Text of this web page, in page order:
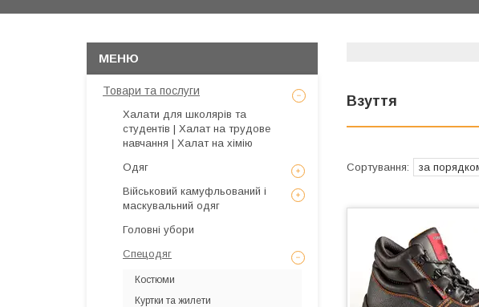
Взуття
Товари та послуги
Халати для школярів та
студентів | Халат на трудове
навчання | Халат на хімію
Одяг
Військовий камуфльований і
маскувальний одяг
Головні убори
Спецодяг
Костюми
Куртки та жилети